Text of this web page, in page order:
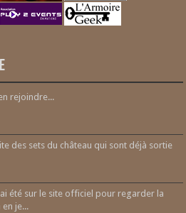
rejoindre...
des sets du château qui sont déjà sortie
été sur le site officiel pour regarder la
je...